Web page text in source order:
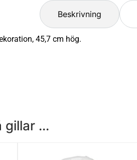
Beskrivning
45,7 cm hög.
gillar ...